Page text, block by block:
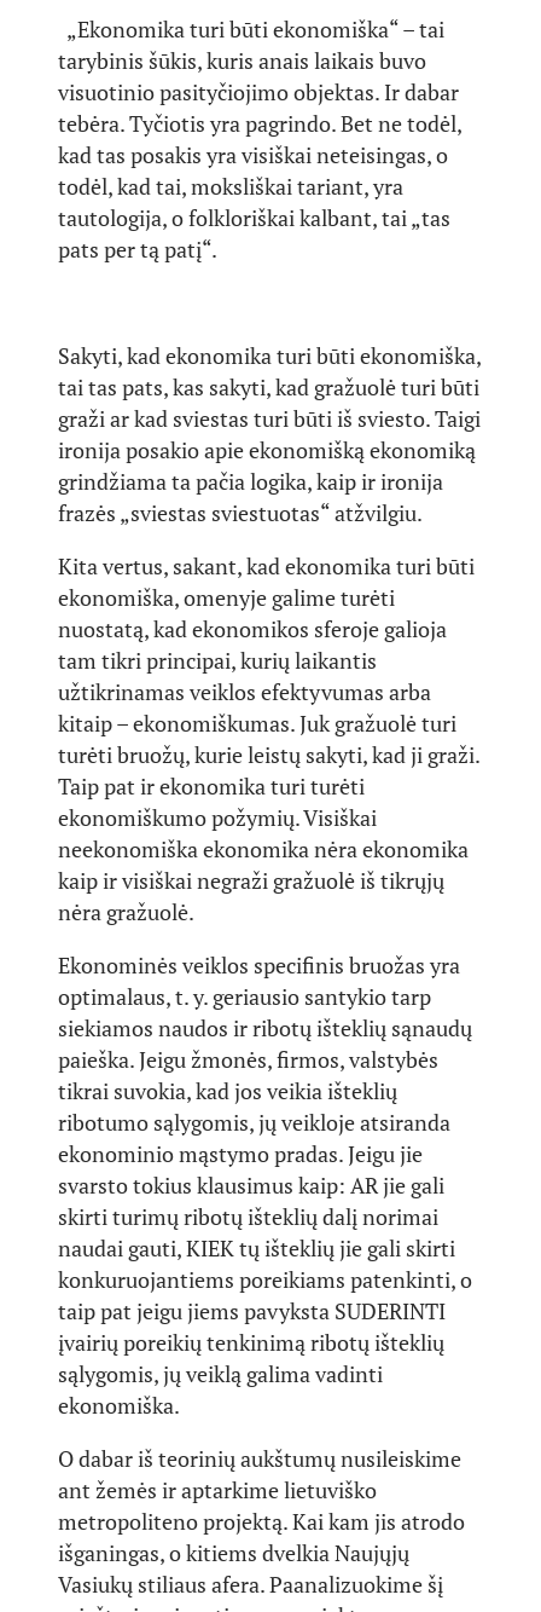
„Ekonomika turi būti ekonomiška“ – tai
tarybinis šūkis, kuris anais laikais buvo
visuotinio pasityčiojimo objektas. Ir dabar
tebėra. Tyčiotis yra pagrindo. Bet ne todėl,
kad tas posakis yra visiškai neteisingas, o
todėl, kad tai, moksliškai tariant, yra
tautologija, o folkloriškai kalbant, tai „tas
pats per tą patį“.
Sakyti, kad ekonomika turi būti ekonomiška,
tai tas pats, kas sakyti, kad gražuolė turi būti
graži ar kad sviestas turi būti iš sviesto. Taigi
ironija posakio apie ekonomišką ekonomiką
grindžiama ta pačia logika, kaip ir ironija
frazės „sviestas sviestuotas“ atžvilgiu.
Kita vertus, sakant, kad ekonomika turi būti
ekonomiška, omenyje galime turėti
nuostatą, kad ekonomikos sferoje galioja
tam tikri principai, kurių laikantis
užtikrinamas veiklos efektyvumas arba
kitaip – ekonomiškumas. Juk gražuolė turi
turėti bruožų, kurie leistų sakyti, kad ji graži.
Taip pat ir ekonomika turi turėti
ekonomiškumo požymių. Visiškai
neekonomiška ekonomika nėra ekonomika
kaip ir visiškai negraži gražuolė iš tikrųjų
nėra gražuolė.
Ekonominės veiklos specifinis bruožas yra
optimalaus, t. y. geriausio santykio tarp
siekiamos naudos ir ribotų išteklių sąnaudų
paieška. Jeigu žmonės, firmos, valstybės
tikrai suvokia, kad jos veikia išteklių
ribotumo sąlygomis, jų veikloje atsiranda
ekonominio mąstymo pradas. Jeigu jie
svarsto tokius klausimus kaip: AR jie gali
skirti turimų ribotų išteklių dalį norimai
naudai gauti, KIEK tų išteklių jie gali skirti
konkuruojantiems poreikiams patenkinti, o
taip pat jeigu jiems pavyksta SUDERINTI
įvairių poreikių tenkinimą ribotų išteklių
sąlygomis, jų veiklą galima vadinti
ekonomiška.
O dabar iš teorinių aukštumų nusileiskime
ant žemės ir aptarkime lietuviško
metropoliteno projektą. Kai kam jis atrodo
išganingas, o kitiems dvelkia Naujųjų
Vasiukų stiliaus afera. Paanalizuokime šį